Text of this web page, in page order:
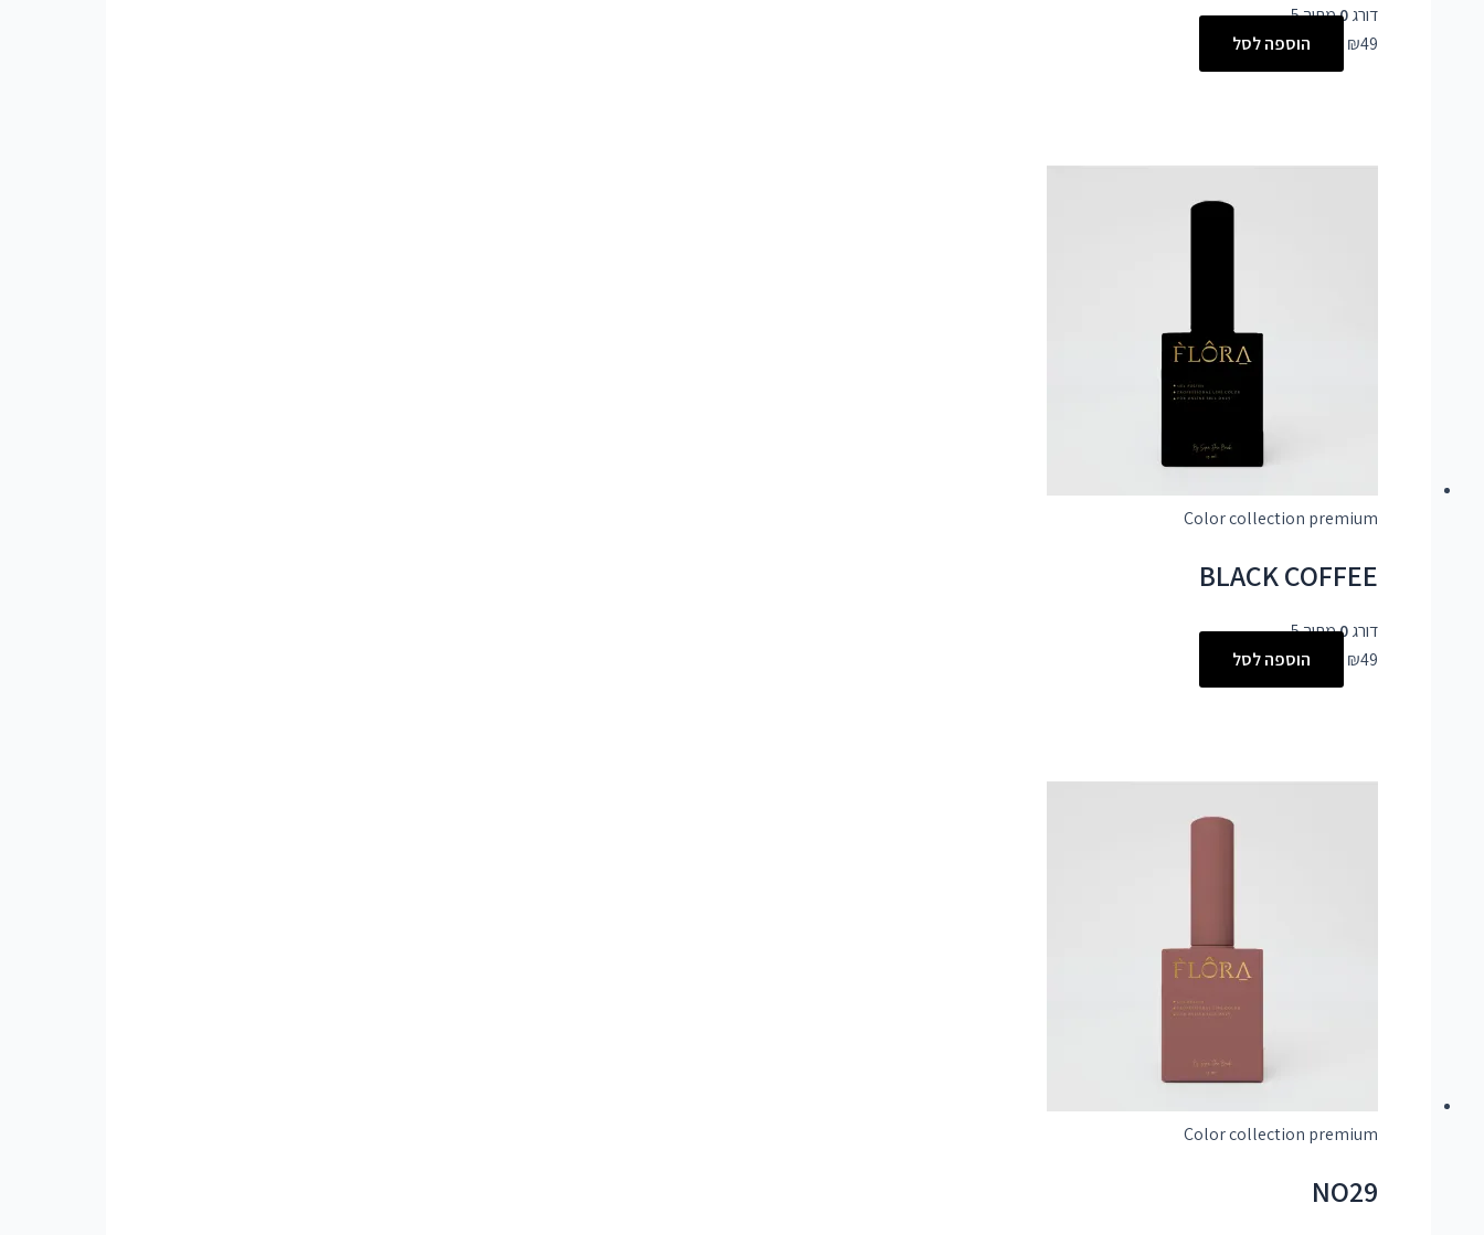
דורג0מתוך 5
₪49 הוספה לסל
Color collection premium
BLACK COFFEE
דורג0מתוך 5
₪49 הוספה לסל
Color collection premium
NO29